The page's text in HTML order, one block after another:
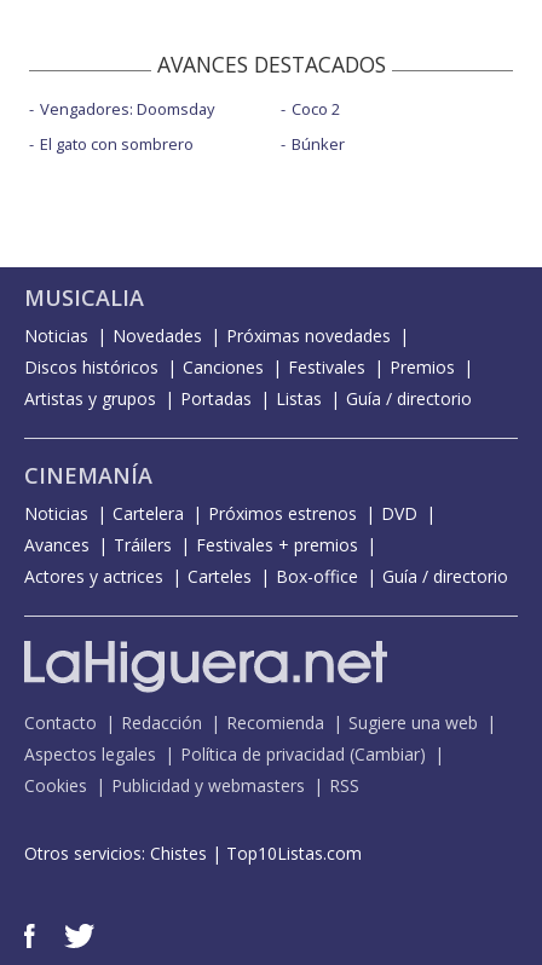
AVANCES DESTACADOS
Vengadores: Doomsday
El gato con sombrero
Coco 2
Búnker
MUSICALIA
Noticias Novedades
Próximas novedades
Discos históricos
Canciones Festivales
Premios
Artistas y grupos
Portadas Listas Guía / directorio
CINEMANÍA
Noticias Cartelera Próximos estrenos
DVD
Avances
Tráilers
Festivales + premios
Actores y actrices
Carteles Box-office Guía / directorio
Contacto Redacción Recomienda
Sugiere una web
Aspectos legales
Política de privacidad (Cambiar)
Cookies
Publicidad y webmasters RSS
Otros servicios: Chistes | Top10Listas.com